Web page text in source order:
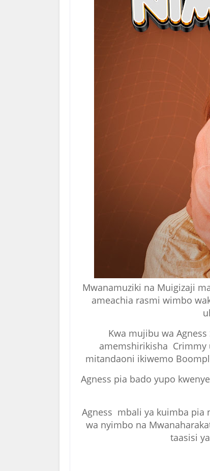
Mwanamuziki na Muigizaji
ameachia rasmi wimbo
Kwa mujibu wa
amemshirikisha Crimmy
mitandaoni ikiwemo
Agness pia bado yupo
Agness mbali ya kuimba pia
wa nyimbo na
taasisi